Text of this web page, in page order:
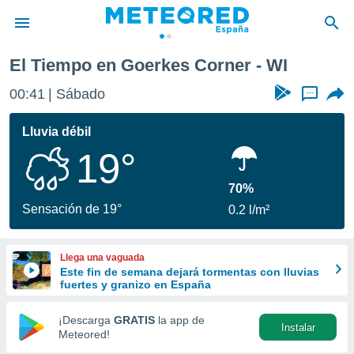
de
por
se
calidad.
a este
las
y
forma
digital
basada
El Tiempo en Goerkes Corner - WI
00:41 Sábado ...
Lluvia débil
19°
Sensación de 19°
70%
0.2 l/m²
Llega una vaguada
Este fin de semana dejará tormentas con lluvias
fuertes y granizo en España
¡Descarga GRATIS la app de
Meteored!
Instalar